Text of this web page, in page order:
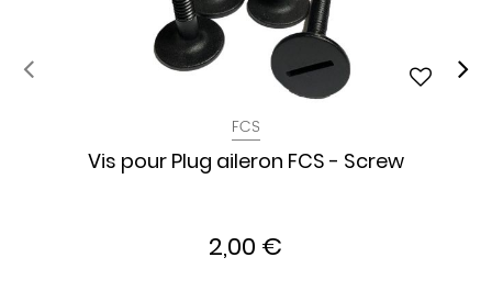
FCS
Vis pour Plug aileron FCS - Screw
2,00 €